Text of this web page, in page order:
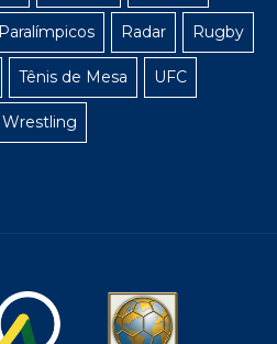
Paralímpicos Radar Rugby
Tênis de Mesa UFC
Wrestling